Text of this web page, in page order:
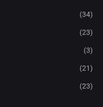
(34)
(23)
(3)
(21)
(23)